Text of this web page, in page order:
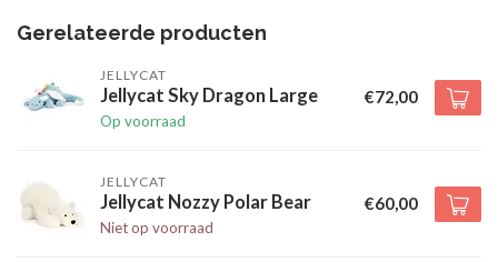
Gerelateerde producten
JELLYCAT
Jellycat Sky Dragon Large
Op voorraad
€72,00
JELLYCAT
Jellycat Nozzy Polar Bear
Niet op voorraad
€60,00